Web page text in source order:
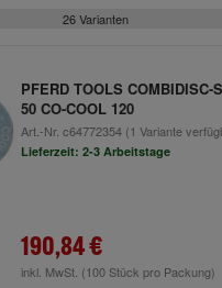
26 Varianten
PFERD TOOLS
50 CO-COOL 120
Art.-Nr. c64772354(1 Variante
Lieferzeit: 2-3 Arbeitstage
190,84 €
inkl. MwSt. (100 Stück pro Packung)